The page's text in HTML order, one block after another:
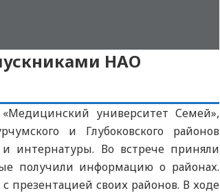
НАО
университет Семей»,
и Глубоковского районов
интернатуры. Во встрече приняли
получили информацию о районах.
презентацией своих районов. В ходе